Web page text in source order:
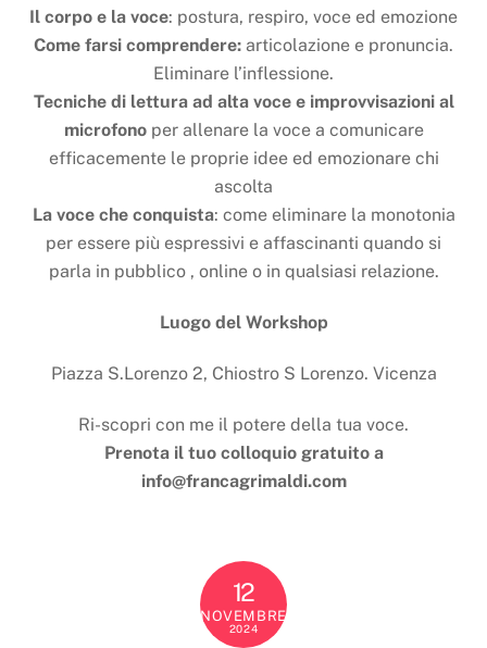
Il corpo e la voce: postura, respiro, voce ed emozione
Come farsi comprendere: articolazione e pronuncia.
Eliminare l’inflessione.
Tecniche di lettura ad alta voce e improvvisazioni al
microfonoper allenare la voce a comunicare
efficacemente le proprie idee ed emozionare chi
ascolta
La voce che conquista: come eliminare la monotonia
per essere più espressivi e affascinanti quando si
parla in pubblico , online o in qualsiasi relazione.
Luogo del Workshop
Piazza S.Lorenzo 2, Chiostro S Lorenzo. Vicenza
Ri-scopri con me il potere della tua voce.
Prenota il tuo colloquio gratuito a
info@francagrimaldi.com
12
NOVEMBRE
2024